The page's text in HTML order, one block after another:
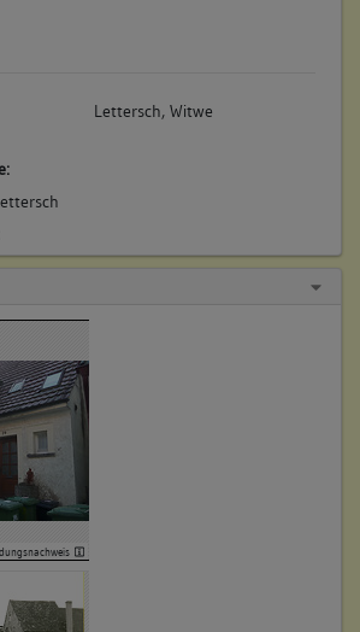
Lettersch, Witwe